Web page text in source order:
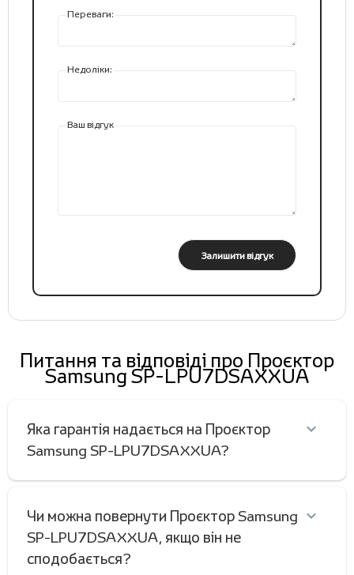
Переваги:
Недоліки:
Ваш відгук
Залишити відгук
Питання та відповіді про Проєктор
Samsung SP-LPU7DSAXXUA
Яка гарантія надається на Проєктор
Samsung SP-LPU7DSAXXUA?
Чи можна повернути Проєктор Samsung
SP-LPU7DSAXXUA, якщо він не
сподобається?